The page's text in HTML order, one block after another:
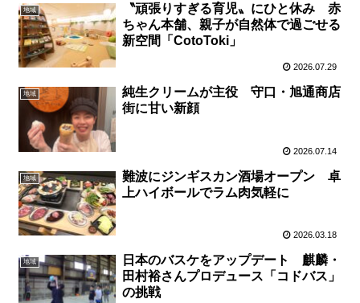
地域
〝頑張りすぎる育児〟にひと休み 赤
ちゃん本舗、親子が自然体で過ごせる
新空間「CotoToki」
2026.07.29
地域
純生クリームが主役 守口・旭通商店
街に甘い新顔
2026.07.14
地域
難波にジンギスカン酒場オープン 卓
上ハイボールでラム肉気軽に
2026.03.18
地域
日本のバスケをアップデート 麒麟・
田村裕さんプロデュース「コドバス」
の挑戦